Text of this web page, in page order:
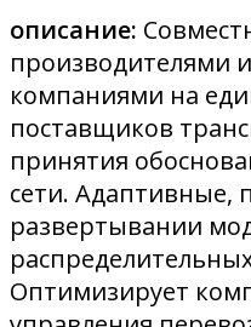
описание:
производителями
компаниями на
поставщиков
принятия
сети. Адаптивные,
развертывании
Оптимизирует